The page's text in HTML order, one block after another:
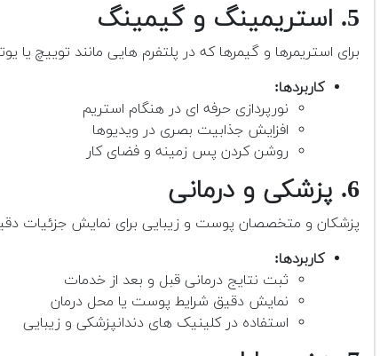
5. استریمینگ و گیمینگ
برای استریمرها و گیمرها که در پلتفرم هایی مانند توییچ یا
کاربردها:
نورپردازی حرفه ای در هنگام استریم
افزایش جذابیت بصری در ویدیوها
روشن کردن پس زمینه و فضای کار
6. پزشکی و درمانی
پزشکان و متخصصان پوست و زیبایی برای نمایش جزئیات
کاربردها:
ثبت نتایج درمانی قبل و بعد از خدمات
نمایش دقیق شرایط پوست یا محل درمان
استفاده در کلینیک های دندانپزشکی و زیبایی